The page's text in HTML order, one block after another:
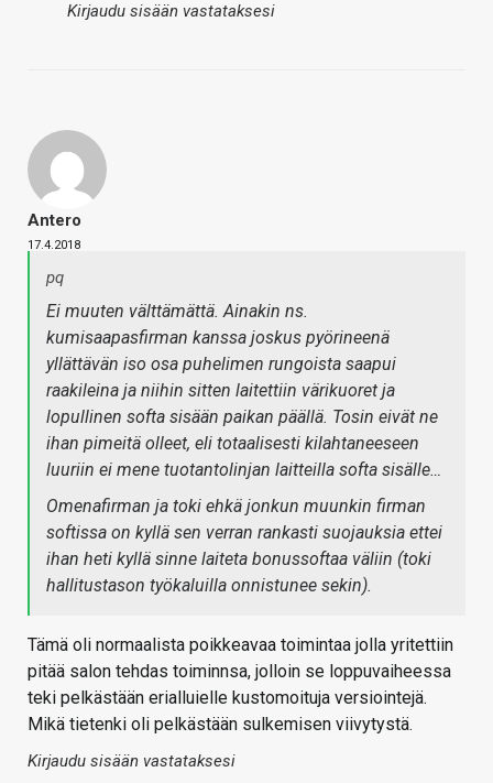
Kirjaudu sisään vastataksesi
Antero
17.4.2018
pq
Ei muuten välttämättä. Ainakin ns.
kumisaapasfirman kanssa joskus pyörineenä
yllättävän iso osa puhelimen rungoista saapui
raakileina ja niihin sitten laitettiin värikuoret ja
lopullinen softa sisään paikan päällä. Tosin eivät ne
ihan pimeitä olleet, eli totaalisesti kilahtaneeseen
luuriin ei mene tuotantolinjan laitteilla softa sisälle…
Omenafirman ja toki ehkä jonkun muunkin firman
softissa on kyllä sen verran rankasti suojauksia ettei
ihan heti kyllä sinne laiteta bonussoftaa väliin (toki
hallitustason työkaluilla onnistunee sekin).
Tämä oli normaalista poikkeavaa toimintaa jolla yritettiin
pitää salon tehdas toiminnsa, jolloin se loppuvaiheessa
teki pelkästään erialluielle kustomoituja versiointejä.
Mikä tietenki oli pelkästään sulkemisen viivytystä.
Kirjaudu sisään vastataksesi